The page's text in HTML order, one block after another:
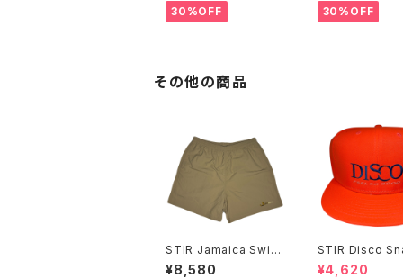
30%OFF 30%OFF
その他の商品
STIR Jamaica Swim
Shorts
¥8,580
STIR Disco
ck Cap
¥4,620